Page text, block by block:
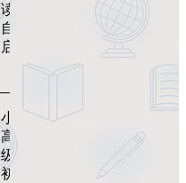
读、
自然
启蒙
习
小学
高年
级至
初中